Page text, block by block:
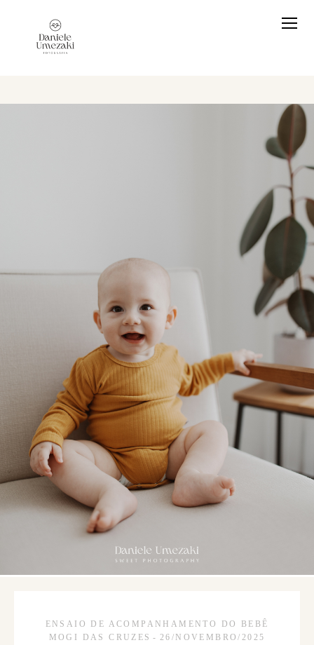
ENSAIO DE ACOMPANHAMENTO DO BEBÊ
MOGI DAS CRUZES
26/NOVEMBRO/2025